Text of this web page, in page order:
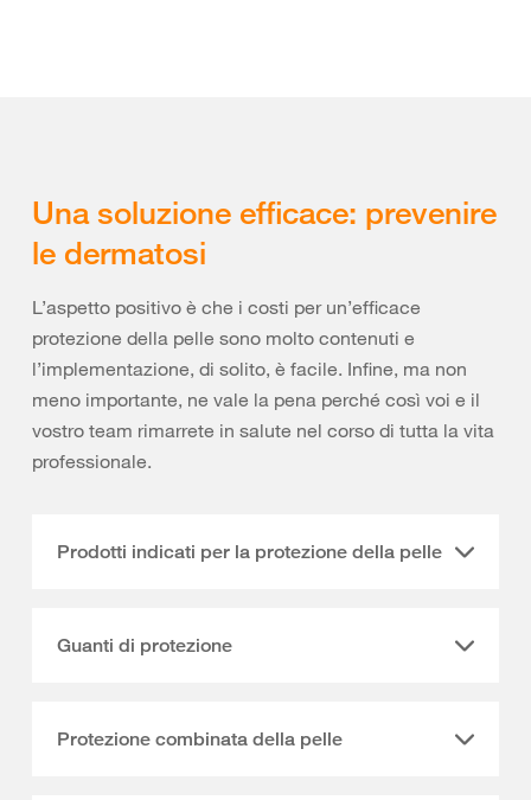
Una soluzione efficace: prevenire
le dermatosi
L’aspetto positivo è che i costi per un’efficace
protezione della pelle sono molto contenuti e
l’implementazione, di solito, è facile. Infine, ma non
meno importante, ne vale la pena perché così voi e il
vostro team rimarrete in salute nel corso di tutta la vita
professionale.
Prodotti indicati per la protezione della pelle
Guanti di protezione
Protezione combinata della pelle